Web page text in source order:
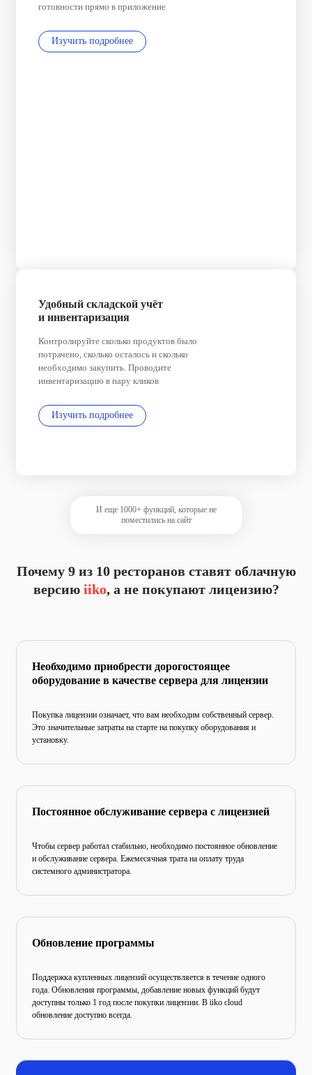
готовности прямо в приложение
Изучить подробнее
Удобный складской учёт
и инвентаризация
Контролируйте сколько продуктов было
потрачено, сколько осталось и сколько
необходимо закупить. Проводите
инвентаризацию в пару кликов
Изучить подробнее
И еще 1000+ функций, которые не
поместились на сайт
Почему 9 из 10 ресторанов ставят облачную
версию iiko, а не покупают лицензию?
Необходимо приобрести дорогостоящее
оборудование в качестве сервера для лицензии
Покупка лицензии означает, что вам необходим собственный сервер.
Это значительные затраты на старте на покупку оборудования и
установку.
Постоянное обслуживание сервера с лицензией
Чтобы сервер работал стабильно, необходимо постоянное обновление
и обслуживание сервера. Ежемесячная трата на оплату труда
системного администратора.
Обновление программы
Поддержка купленных лицензий осуществляется в течение одного
года. Обновления программы, добавление новых функций будут
доступны только 1 год после покупки лицензии. В iiko cloud
обновление доступно всегда.